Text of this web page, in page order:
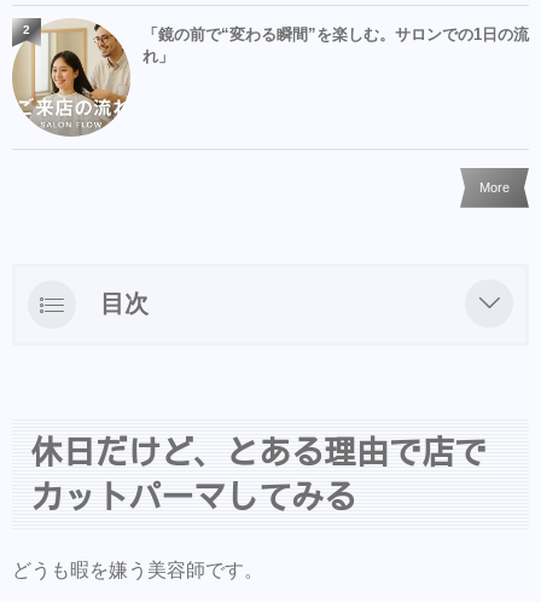
「鏡の前で“変わる瞬間”を楽しむ。サロンでの1日の流
れ」
2
More
目次
普段ならしない
僕なりの理由
休日だけど、とある理由で店で
カットパーマしてみる
どうも暇を嫌う美容師です。